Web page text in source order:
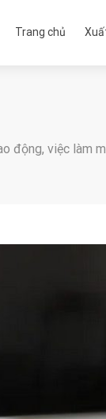
Trang chủ
động, việc làm